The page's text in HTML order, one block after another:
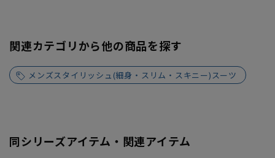
関連カテゴリから他の商品を探す
メンズスタイリッシュ(細身・スリム・スキニー)スーツ
同シリーズアイテム・関連アイテム